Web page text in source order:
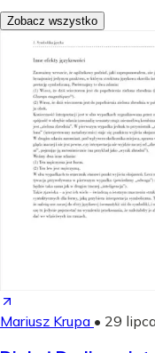
Zobacz wszystko
Mariusz Krupa • 29